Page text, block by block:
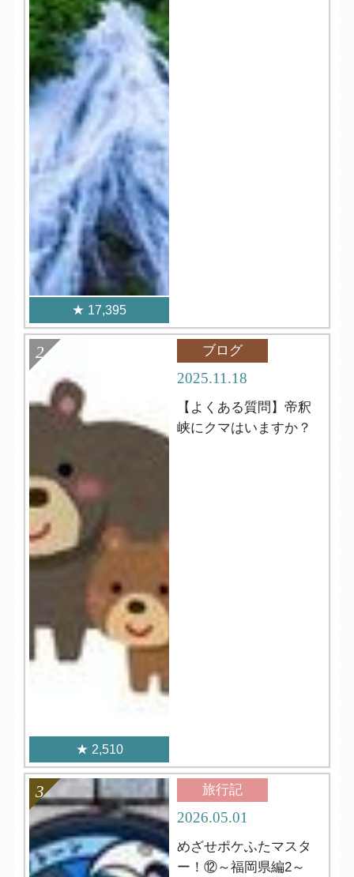
17,395
2,510
ブログ
2025.11.18
【よくある質問】帝釈
峡にクマはいますか？
旅行記
2026.05.01
めざせポケふたマスタ
ー！⑫～福岡県編2～